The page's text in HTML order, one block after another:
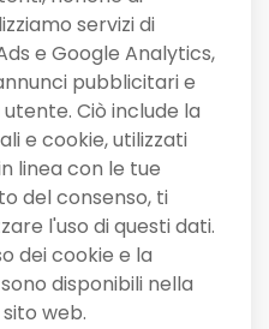
servizi di
e Google Analytics,
pubblicitari e
Ciò include la
e cookie, utilizzati
linea con le tue
del consenso, ti
l'uso di questi dati.
dei cookie e la
disponibili nella
web.